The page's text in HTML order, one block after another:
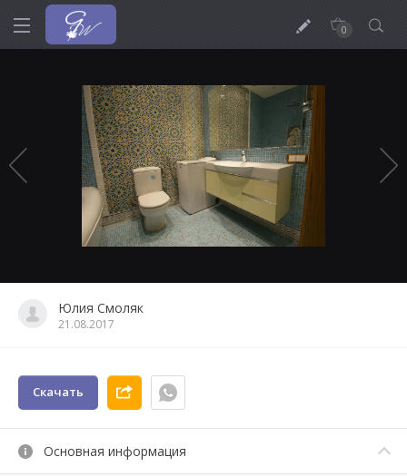
0
Юлия Смоляк
21.08.2017
Скачать
Основная информация